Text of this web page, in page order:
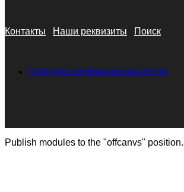
Контакты Наши реквизиты Поиск
Политика конфиденциальности
Publish modules to the "offcanvs" position.